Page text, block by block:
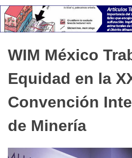
WIM México
Equidad en la
Convención
de Minería